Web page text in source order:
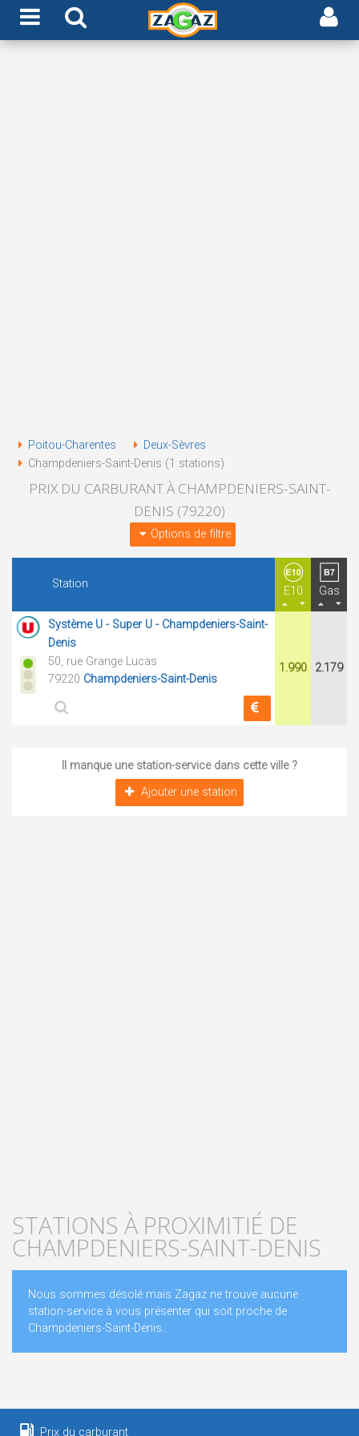
Poitou-Charentes
Deux-Sèvres
Champdeniers-Saint-Denis (1 stations)
PRIX DU CARBURANT À CHAMPDENIERS-SAINT-
DENIS (79220)
Options de filtre
Station
E10 Gas
Système U - Super U - Champdeniers-Saint-
Denis
50, rue Grange Lucas
79220 Champdeniers-Saint-Denis
1.990 2.179
Il manque une station-service dans cette ville ?
Ajouter une station
STATIONS À PROXIMITIÉ DE
CHAMPDENIERS-SAINT-DENIS
Nous sommes désolé mais Zagaz ne trouve aucune
station-service à vous présenter qui soit proche de
Champdeniers-Saint-Denis..
Prix du carburant